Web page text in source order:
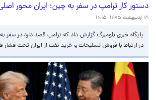
دستور کار ترامپ در سفر به چین؛ ایران محور
۲۱ اردیبهشت ۱۴۰۵، ۱۰:۱۵
پایگاه خبری بلومبرگ گزارش داد که ترامپ قصد دارد در
در ارتباط با فروش تسلیحات و خرید نفت از ایران تحت فشار